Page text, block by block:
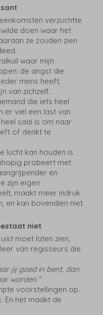
verzuchtte
doen waar het
ze zouden zien
waar mijn
de angst die
mens heeft,
van zichzelf.
die iets heel
er viel een last van
saai is om naar
of denkt te
lucht kan houden is
probeert met
en
zijn eigen
maakt meer indruk
en kan bovendien niet
niet
moet laten zien,
van regisseurs die
jij goed in bent, dan
worden.”
voorstellingen op.
En het maakt de